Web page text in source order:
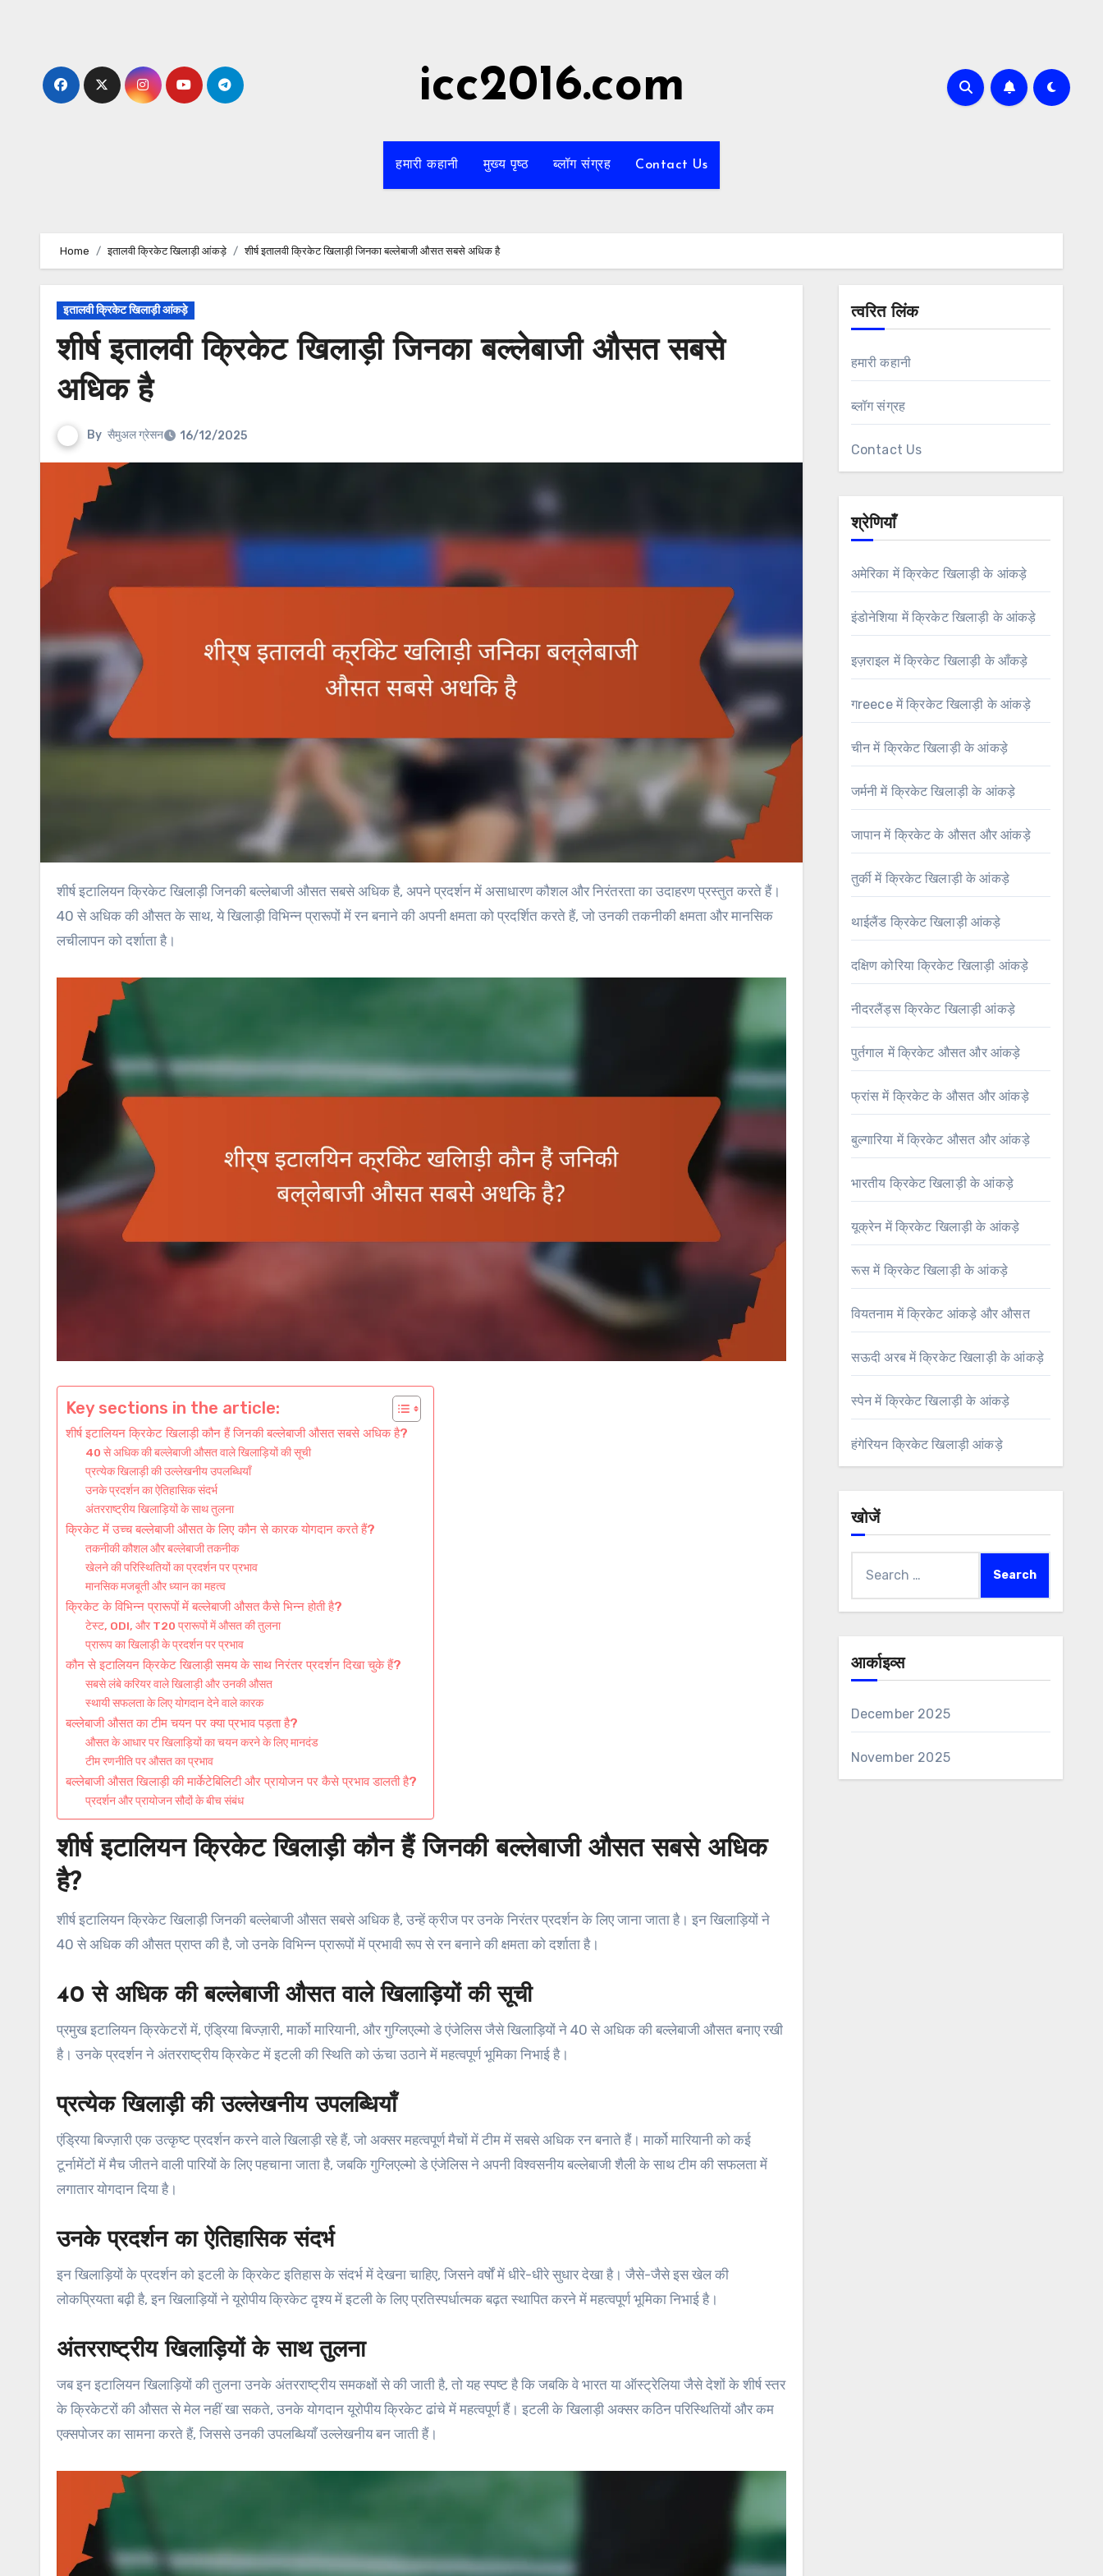
icc2016.com
हमारी कहानी मुख्य पृष्ठ ब्लॉग संग्रह Contact Us
Home इतालवी क्रिकेट खिलाड़ी आंकड़े शीर्ष इतालवी क्रिकेट खिलाड़ी जिनका बल्लेबाजी औसत सबसे अधिक है
इतालवी क्रिकेट खिलाड़ी आंकड़े
शीर्ष इतालवी क्रिकेट खिलाड़ी जिनका बल्लेबाजी औसत सबसे
अधिक है
By सैमुअल ग्रेसन 16/12/2025
शीर्ष इटालियन क्रिकेट खिलाड़ी जिनकी बल्लेबाजी औसत सबसे अधिक है, अपने प्रदर्शन में असाधारण कौशल और निरंतरता का उदाहरण प्रस्तुत करते हैं।
40 से अधिक की औसत के साथ, ये खिलाड़ी विभिन्न प्रारूपों में रन बनाने की अपनी क्षमता को प्रदर्शित करते हैं, जो उनकी तकनीकी क्षमता और मानसिक
लचीलापन को दर्शाता है।
Key sections in the article:
शीर्ष इटालियन क्रिकेट खिलाड़ी कौन हैं जिनकी बल्लेबाजी औसत सबसे अधिक है?
40 से अधिक की बल्लेबाजी औसत वाले खिलाड़ियों की सूची
प्रत्येक खिलाड़ी की उल्लेखनीय उपलब्धियाँ
उनके प्रदर्शन का ऐतिहासिक संदर्भ
अंतरराष्ट्रीय खिलाड़ियों के साथ तुलना
क्रिकेट में उच्च बल्लेबाजी औसत के लिए कौन से कारक योगदान करते हैं?
तकनीकी कौशल और बल्लेबाजी तकनीक
खेलने की परिस्थितियों का प्रदर्शन पर प्रभाव
मानसिक मजबूती और ध्यान का महत्व
क्रिकेट के विभिन्न प्रारूपों में बल्लेबाजी औसत कैसे भिन्न होती है?
टेस्ट, ODI, और T20 प्रारूपों में औसत की तुलना
प्रारूप का खिलाड़ी के प्रदर्शन पर प्रभाव
कौन से इटालियन क्रिकेट खिलाड़ी समय के साथ निरंतर प्रदर्शन दिखा चुके हैं?
सबसे लंबे करियर वाले खिलाड़ी और उनकी औसत
स्थायी सफलता के लिए योगदान देने वाले कारक
बल्लेबाजी औसत का टीम चयन पर क्या प्रभाव पड़ता है?
औसत के आधार पर खिलाड़ियों का चयन करने के लिए मानदंड
टीम रणनीति पर औसत का प्रभाव
बल्लेबाजी औसत खिलाड़ी की मार्केटेबिलिटी और प्रायोजन पर कैसे प्रभाव डालती है?
प्रदर्शन और प्रायोजन सौदों के बीच संबंध
शीर्ष इटालियन क्रिकेट खिलाड़ी कौन हैं जिनकी बल्लेबाजी औसत सबसे अधिक
है?
शीर्ष इटालियन क्रिकेट खिलाड़ी जिनकी बल्लेबाजी औसत सबसे अधिक है, उन्हें क्रीज पर उनके निरंतर प्रदर्शन के लिए जाना जाता है। इन खिलाड़ियों ने
40 से अधिक की औसत प्राप्त की है, जो उनके विभिन्न प्रारूपों में प्रभावी रूप से रन बनाने की क्षमता को दर्शाता है।
40 से अधिक की बल्लेबाजी औसत वाले खिलाड़ियों की सूची
प्रमुख इटालियन क्रिकेटरों में, एंड्रिया बिज्ज़ारी, मार्को मारियानी, और गुग्लिएल्मो डे एंजेलिस जैसे खिलाड़ियों ने 40 से अधिक की बल्लेबाजी औसत बनाए रखी
है। उनके प्रदर्शन ने अंतरराष्ट्रीय क्रिकेट में इटली की स्थिति को ऊंचा उठाने में महत्वपूर्ण भूमिका निभाई है।
प्रत्येक खिलाड़ी की उल्लेखनीय उपलब्धियाँ
एंड्रिया बिज्ज़ारी एक उत्कृष्ट प्रदर्शन करने वाले खिलाड़ी रहे हैं, जो अक्सर महत्वपूर्ण मैचों में टीम में सबसे अधिक रन बनाते हैं। मार्को मारियानी को कई
टूर्नामेंटों में मैच जीतने वाली पारियों के लिए पहचाना जाता है, जबकि गुग्लिएल्मो डे एंजेलिस ने अपनी विश्वसनीय बल्लेबाजी शैली के साथ टीम की सफलता में
लगातार योगदान दिया है।
उनके प्रदर्शन का ऐतिहासिक संदर्भ
इन खिलाड़ियों के प्रदर्शन को इटली के क्रिकेट इतिहास के संदर्भ में देखना चाहिए, जिसने वर्षों में धीरे-धीरे सुधार देखा है। जैसे-जैसे इस खेल की
लोकप्रियता बढ़ी है, इन खिलाड़ियों ने यूरोपीय क्रिकेट दृश्य में इटली के लिए प्रतिस्पर्धात्मक बढ़त स्थापित करने में महत्वपूर्ण भूमिका निभाई है।
अंतरराष्ट्रीय खिलाड़ियों के साथ तुलना
जब इन इटालियन खिलाड़ियों की तुलना उनके अंतरराष्ट्रीय समकक्षों से की जाती है, तो यह स्पष्ट है कि जबकि वे भारत या ऑस्ट्रेलिया जैसे देशों के शीर्ष स्तर
के क्रिकेटरों की औसत से मेल नहीं खा सकते, उनके योगदान यूरोपीय क्रिकेट ढांचे में महत्वपूर्ण हैं। इटली के खिलाड़ी अक्सर कठिन परिस्थितियों और कम
एक्सपोजर का सामना करते हैं, जिससे उनकी उपलब्धियाँ उल्लेखनीय बन जाती हैं।
त्वरित लिंक
हमारी कहानी
ब्लॉग संग्रह
Contact Us
श्रेणियाँ
अमेरिका में क्रिकेट खिलाड़ी के आंकड़े
इंडोनेशिया में क्रिकेट खिलाड़ी के आंकड़े
इज़राइल में क्रिकेट खिलाड़ी के आँकड़े
गreece में क्रिकेट खिलाड़ी के आंकड़े
चीन में क्रिकेट खिलाड़ी के आंकड़े
जर्मनी में क्रिकेट खिलाड़ी के आंकड़े
जापान में क्रिकेट के औसत और आंकड़े
तुर्की में क्रिकेट खिलाड़ी के आंकड़े
थाईलैंड क्रिकेट खिलाड़ी आंकड़े
दक्षिण कोरिया क्रिकेट खिलाड़ी आंकड़े
नीदरलैंड्स क्रिकेट खिलाड़ी आंकड़े
पुर्तगाल में क्रिकेट औसत और आंकड़े
फ्रांस में क्रिकेट के औसत और आंकड़े
बुल्गारिया में क्रिकेट औसत और आंकड़े
भारतीय क्रिकेट खिलाड़ी के आंकड़े
यूक्रेन में क्रिकेट खिलाड़ी के आंकड़े
रूस में क्रिकेट खिलाड़ी के आंकड़े
वियतनाम में क्रिकेट आंकड़े और औसत
सऊदी अरब में क्रिकेट खिलाड़ी के आंकड़े
स्पेन में क्रिकेट खिलाड़ी के आंकड़े
हंगेरियन क्रिकेट खिलाड़ी आंकड़े
खोजें
for:
आर्काइव्स
December 2025
November 2025